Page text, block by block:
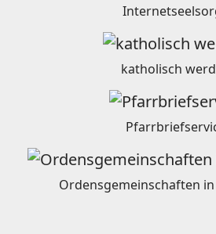
katholisch
Ordensgemeinschaften